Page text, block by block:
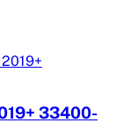
33400-